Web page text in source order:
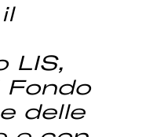
LIS,
delle